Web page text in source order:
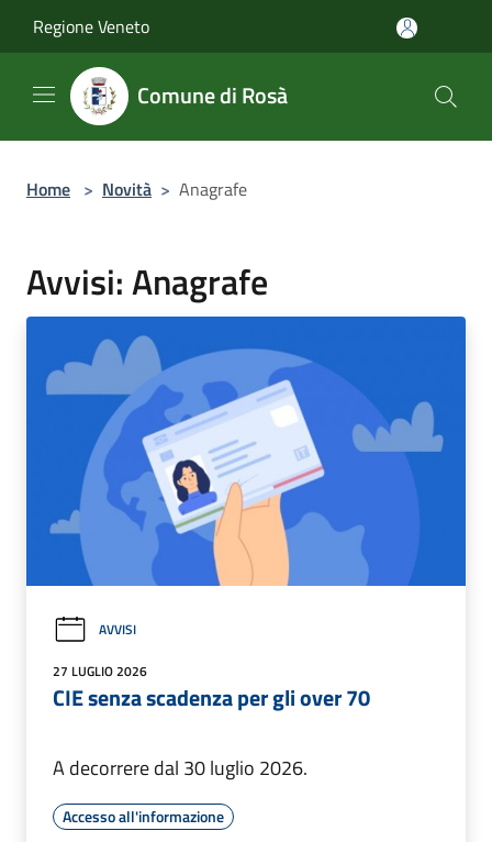
Regione Veneto
Comune di Rosà
Home > Novità > Anagrafe
Avvisi: Anagrafe
AVVISI
27 LUGLIO 2026
CIE senza scadenza per gli over 70
A decorrere dal 30 luglio 2026.
Accesso all'informazione